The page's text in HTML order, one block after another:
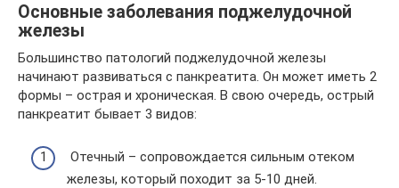
Основные заболевания поджелудочной
железы
Большинство патологий поджелудочной железы
начинают развиваться с панкреатита. Он может иметь 2
формы – острая и хроническая. В свою очередь, острый
панкреатит бывает 3 видов:
Отечный – сопровождается сильным отеком
железы, который походит за 5-10 дней.